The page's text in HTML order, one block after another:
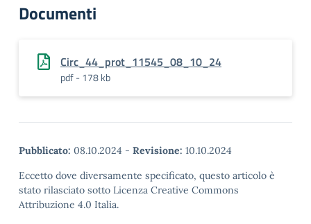
Documenti
Circ_44_prot_11545_08_10_24
pdf - 178 kb
Pubblicato: 08.10.2024 - Revisione: 10.10.2024
Eccetto dove diversamente specificato, questo articolo è
stato rilasciato sotto Licenza Creative Commons
Attribuzione 4.0 Italia.